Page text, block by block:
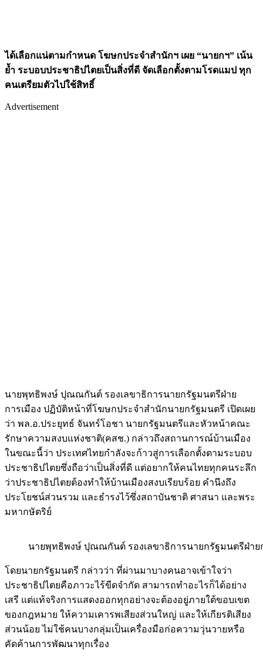
ได้เลือกแน่ตามกำหนด โฆษกประจำสำนักฯ เผย “นายกฯ” เน้น
ย้ำ ระบอบประชาธิปไตยเป็นสิ่งที่ดี จัดเลือกตั้งตามโรดแมป ทุก
คนเตรียมตัวไปใช้สิทธิ์
Advertisement
นายพุทธิพงษ์ ปุณณกันต์ รองเลขาธิการนายกรัฐมนตรีฝ่าย
การเมือง ปฏิบัติหน้าที่โฆษกประจำสำนักนายกรัฐมนตรี เปิดเผย
ว่า พล.อ.ประยุทธ์ จันทร์โอชา นายกรัฐมนตรีและหัวหน้าคณะ
รักษาความสงบแห่งชาติ(คสช.) กล่าวถึงสถานการณ์บ้านเมือง
ในขณะนี้ว่า ประเทศไทยกำลังจะก้าวสู่การเลือกตั้งตามระบอบ
ประชาธิปไตยซึ่งถือว่าเป็นสิ่งที่ดี แต่อยากให้คนไทยทุกคนระลึก
ว่าประชาธิปไตยต้องทำให้บ้านเมืองสงบเรียบร้อย คำนึงถึง
ประโยชน์ส่วนรวม และธำรงไว้ซึ่งสถาบันชาติ ศาสนา และพระ
มหากษัตริย์
นายพุทธิพงษ์ ปุณณกันต์ รองเลขาธิการนายกรัฐมนตรีฝ่า
โดยนายกรัฐมนตรี กล่าวว่า ที่ผ่านมาบางคนอาจเข้าใจว่า
ประชาธิปไตยคือภาวะไร้ขีดจำกัด สามารถทำอะไรก็ได้อย่าง
เสรี แต่แท้จริงการแสดงออกทุกอย่างจะต้องอยู่ภายใต้ขอบเขต
ของกฎหมาย ให้ความเคารพเสียงส่วนใหญ่ และให้เกียรติเสียง
ส่วนน้อย ไม่ใช้คนบางกลุ่มเป็นเครื่องมือก่อความวุ่นวายหรือ
คัดค้านการพัฒนาทุกเรื่อง